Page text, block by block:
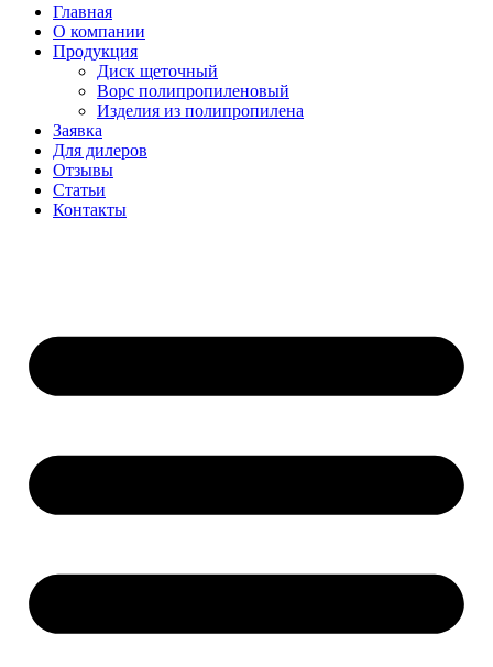
Главная
О компании
Продукция
Диск щеточный
Ворс полипропиленовый
Изделия из полипропилена
Заявка
Для дилеров
Отзывы
Статьи
Контакты